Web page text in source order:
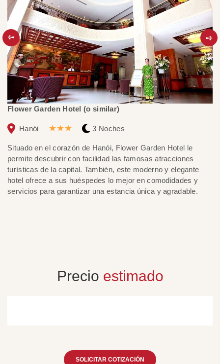
Flower Garden Hotel (o similar)
Hanói ★★★ 3 Noches
Situado en el corazón de Hanói, Flower Garden Hotel le
permite descubrir con facilidad las famosas atracciones
turísticas de la capital. También, este moderno y elegante
hotel ofrece a sus huéspedes lo mejor en comodidades y
servicios para garantizar una estancia única y agradable.
Precio estimado
SOLICITAR COTIZACIÓN